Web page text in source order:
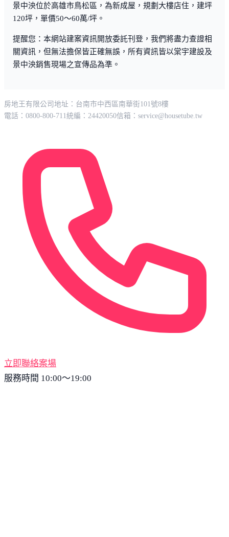
景中泱位於高雄市鳥松區，為新成屋，規劃大樓店住，建坪
120坪，單價50～60萬/坪。
提醒您：本網站建案資訊開放委託刊登，我們將盡力查證相
關資訊，但無法擔保皆正確無誤，所有資訊皆以棠宇建設及
景中泱銷售現場之宣傳品為準。
房地王有限公司 地址：台南市中西區南華街101號8樓
電話：0800-800-711統編：24420050信箱： service@housetube.tw
立即聯絡案場
服務時間 10:00～19:00